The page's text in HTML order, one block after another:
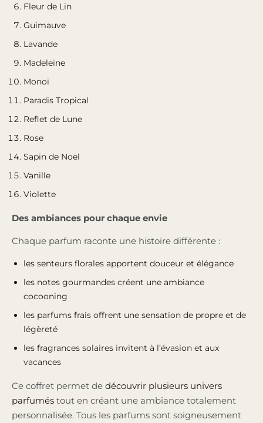
Fleur de Lin
Guimauve
Lavande
Madeleine
Monoï
Paradis Tropical
Reflet de Lune
Rose
Sapin de Noël
Vanille
Violette
Des ambiances pour chaque envie
Chaque parfum raconte une histoire différente :
les senteurs florales apportent douceur et élégance
les notes gourmandes créent une ambiance
cocooning
les parfums frais offrent une sensation de propre et de
légèreté
les fragrances solaires invitent à l’évasion et aux
vacances
Ce coffret permet de découvrir plusieurs univers
parfumés tout en créant une ambiance totalement
personnalisée. Tous les parfums sont soigneusement